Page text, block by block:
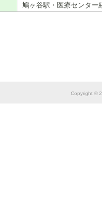
鳩ヶ谷駅・医療センター
Copyright ©